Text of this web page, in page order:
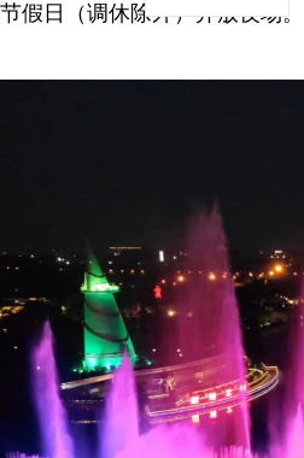
节假日（调休除外）开放夜场。